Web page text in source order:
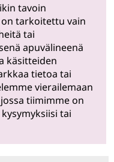
tavoin
tarkoitettu vain
tai
apuvälineenä
käsitteiden
tietoa tai
vierailemaan
tiimimme on
tai